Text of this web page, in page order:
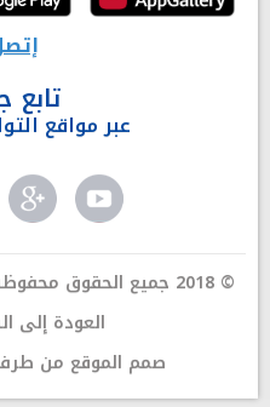
عبر مواقع
© 2018 جميع الحقوق محفوظة. راديو الجوهرة أف آم، تونس
العودة إلى
صمم الموقع من